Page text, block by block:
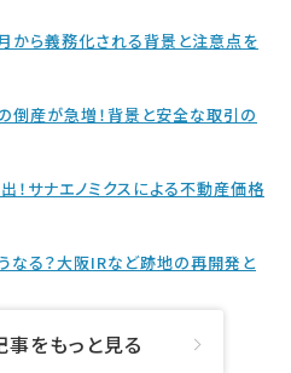
から義務化される背景と注意点を
倒産が急増！背景と安全な取引の
サナエノミクスによる不動産価格
なる？大阪IRなど跡地の再開発と
をもっと見る